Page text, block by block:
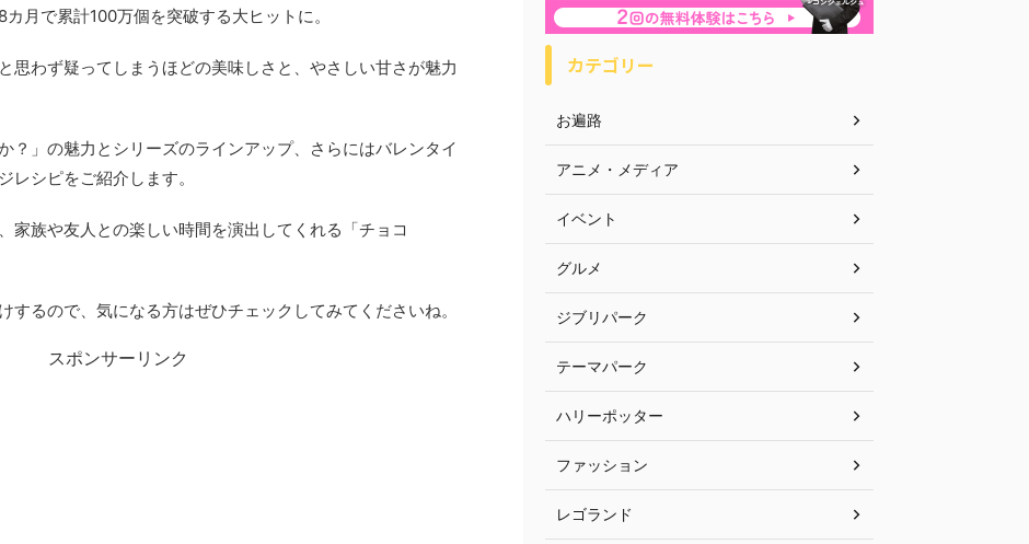
月で累計100万個を突破する大ヒットに。
思わず疑ってしまうほどの美味しさと、やさしい甘さが魅力
？」の魅力とシリーズのラインアップ、さらにはバレンタイ
レシピをご紹介します。
家族や友人との楽しい時間を演出してくれる「チョコ
するので、気になる方はぜひチェックしてみてくださいね。
スポンサーリンク
カテゴリー
お遍路
アニメ・メディア
イベント
グルメ
ジブリパーク
テーマパーク
ハリーポッター
ファッション
レゴランド